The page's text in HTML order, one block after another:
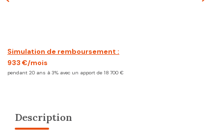
Simulation de remboursement :
933 €/mois
pendant 20 ans à 3% avec un apport de 18 700 €
Description